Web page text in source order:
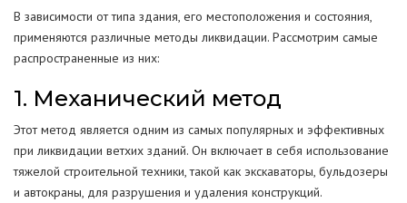
В зависимости от типа здания, его местоположения и состояния,
применяются различные методы ликвидации. Рассмотрим самые
распространенные из них:
1. Механический метод
Этот метод является одним из самых популярных и эффективных
при ликвидации ветхих зданий. Он включает в себя использование
тяжелой строительной техники, такой как экскаваторы, бульдозеры
и автокраны, для разрушения и удаления конструкций.